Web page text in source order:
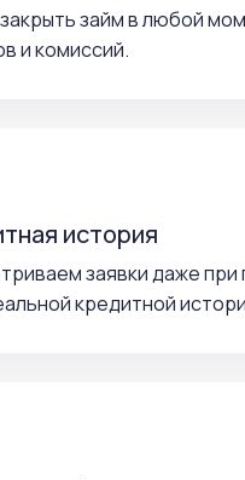
займ в любой
и комиссий.
история
заявки даже при
кредитной